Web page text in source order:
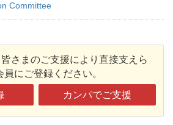
Committee
さまのご支援により直接支えら
にご登録ください。
カンパでご支援